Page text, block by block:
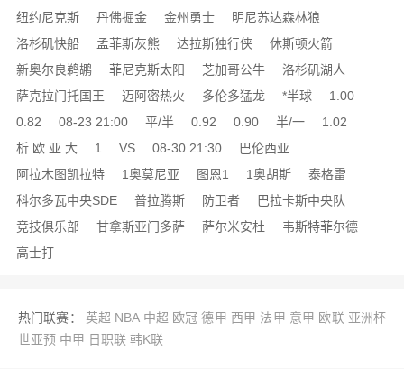
纽约尼克斯
丹佛掘金 金州勇士
明尼苏达森林狼
洛杉矶快船
孟菲斯灰熊 达拉斯独行侠
休斯顿火箭
新奥尔良鹈鹕
菲尼克斯太阳 芝加哥公牛
洛杉矶湖人
萨克拉门托国王
迈阿密热火 多伦多猛龙 *半球
1.00
0.82
08-23 21:00 平/半 0.92 0.90 半/一
1.02
析 欧 亚 大
1 VS 08-30 21:30
巴伦西亚
阿拉木图凯拉特
1奥莫尼亚 图恩1 1奥胡斯
泰格雷
科尔多瓦中央SDE
普拉腾斯 防卫者
巴拉卡斯中央队
竞技俱乐部
甘拿斯亚门多萨 萨尔米安杜
韦斯特菲尔德
高士打
热门联赛： 英超 NBA 中超 欧冠 德甲 西甲 法甲 意甲 欧联 亚洲杯
世亚预 中甲 日职联 韩K联